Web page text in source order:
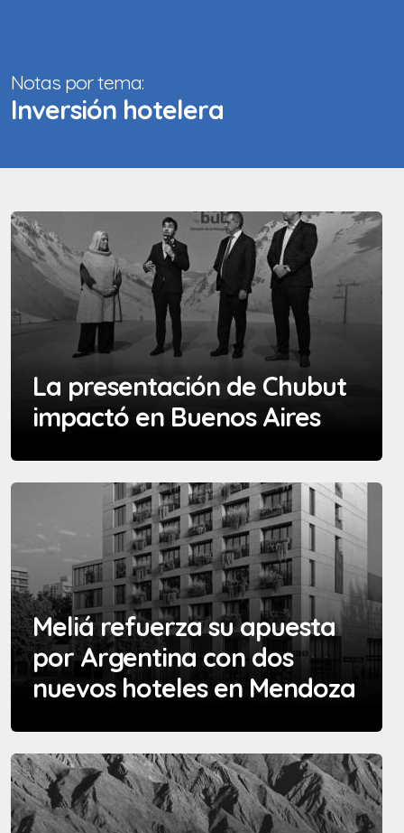
Notas por tema:
Inversión hotelera
La presentación de Chubut
impactó en Buenos Aires
Meliá refuerza su apuesta
por Argentina con dos
nuevos hoteles en Mendoza